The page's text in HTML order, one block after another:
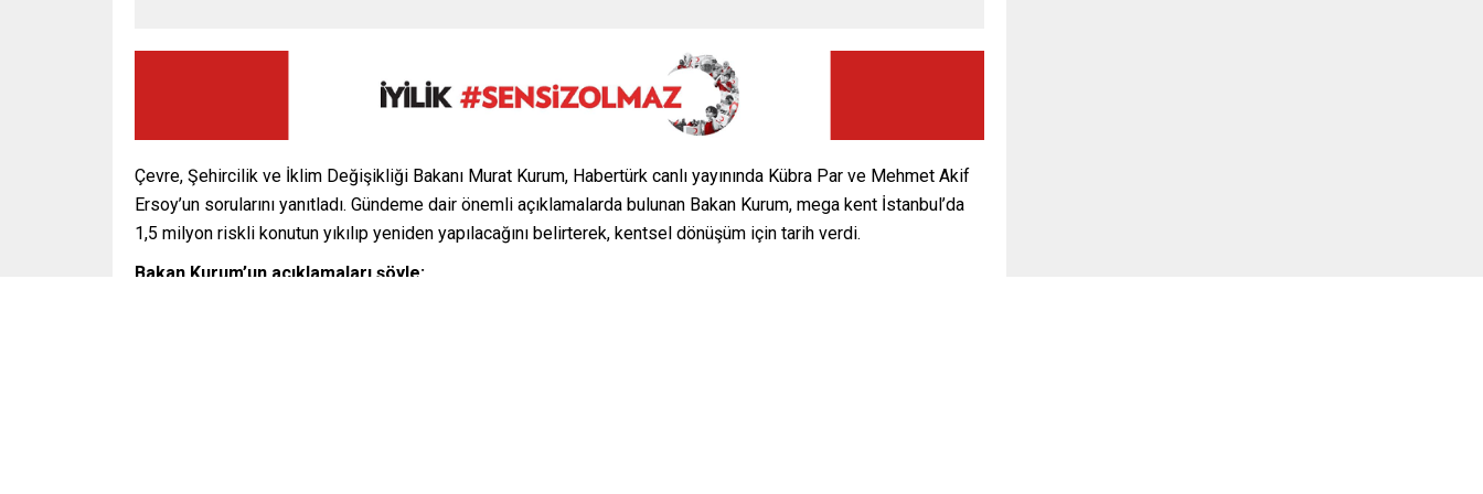
Çevre, Şehircilik ve İklim Değişikliği Bakanı Murat Kurum, Habertürk canlı yayınında Kübra Par ve Mehmet Akif
Ersoy’un sorularını yanıtladı. Gündeme dair önemli açıklamalarda bulunan Bakan Kurum, mega kent İstanbul’da
1,5 milyon riskli konutun yıkılıp yeniden yapılacağını belirterek, kentsel dönüşüm için tarih verdi.
Bakan Kurum’un açıklamaları şöyle: